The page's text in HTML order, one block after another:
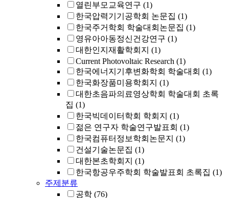
열린부모교육연구 (1)
한국압력기기공학회 논문집 (1)
한국주거학회 학술대회논문집 (1)
영유아아동정신건강연구 (1)
대한인지재활학회지 (1)
Current Photovoltaic Research (1)
한국에너지기후변화학회 학술대회 (1)
한국화장품미용학회지 (1)
대한초음파의료영상학회 학술대회 초록
집 (1)
한국빅데이터학회 학회지 (1)
젊은 연구자 학술연구발표회 (1)
한국컴퓨터정보학회논문지 (1)
건설기술논문집 (1)
대한본초학회지 (1)
한국항공우주학회 학술발표회 초록집 (1)
주제분류
공학 (76)